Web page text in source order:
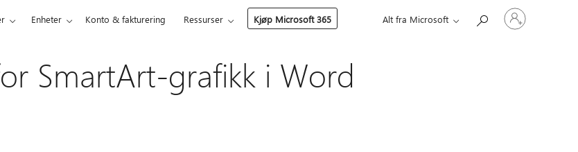
Enheter Konto & fakturering Ressurser Kjøp Microsoft 365 Alt fra Microsoft
Logg
på
kontoen
SmartArt-grafikk i Word